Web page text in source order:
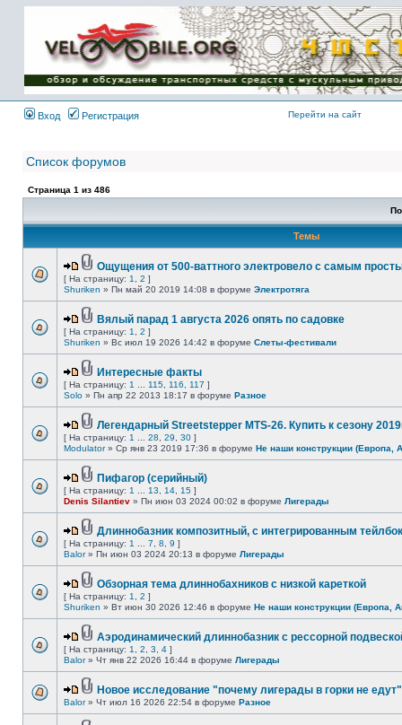
Имя пользователя:
Пароль:
{ LOG_ME_IN_SHORT
}
Вход
Регистрация Перейти на сайт
Список форумов
Страница 1 из 486
Темы
Ощущения от 500-ваттного электровело с самым
[ На страницу: 1 2 ]
Shuriken » Пн май 20 2019 14:08 в форуме Электротяга
Вялый парад 1 августа 2026 опять по садовке
[ На страницу: 1 2 ]
Shuriken » Вс июл 19 2026 14:42 в форуме Слеты-фестивали
Интересные факты
[ На страницу: 1 115 116 117 ]
Solo » Пн апр 22 2013 18:17 в форуме Разное
Легендарный Streetstepper MTS-26. Купить к сезону
[ На страницу: 1 28 29 30 ]
Modulator» Ср янв 23 2019 17:36 в форуме Не наши конструкции (Европа,
Пифагор (серийный)
[ На страницу: 1 13 14 15 ]
Denis Silantiev » Пн июн 03 2024 00:02 в форуме Лигерады
Длиннобазник композитный, с интегрированным
[ На страницу: 1 7 8 9 ]
Balor» Пн июн 03 2024 20:13 в форуме Лигерады
Обзорная тема длиннобахников с низкой кареткой
[ На страницу: 1 2 ]
Shuriken » Вт июн 30 2026 12:46 в форуме Не наши конструкции (Европа,
Аэродинамический длиннобазник с рессорной
[ На страницу: 1 2 3 4 ]
Balor» Чт янв 22 2026 16:44 в форуме Лигерады
Новое исследование "почему лигерады в горки не
Balor» Чт июл 16 2026 22:54 в форуме Разное